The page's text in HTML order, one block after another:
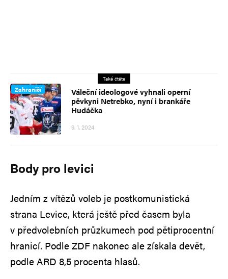
Také čtěte
Zahraničí
Váleční ideologové vyhnali operní
pěvkyni Netrebko, nyní i brankáře
Hudáčka
9. 1. 2024
Body pro levici
Jedním z vítězů voleb je postkomunistická
strana Levice, která ještě před časem byla
v předvolebních průzkumech pod pětiprocentní
hranicí. Podle ZDF nakonec ale získala devět,
podle ARD 8,5 procenta hlasů.